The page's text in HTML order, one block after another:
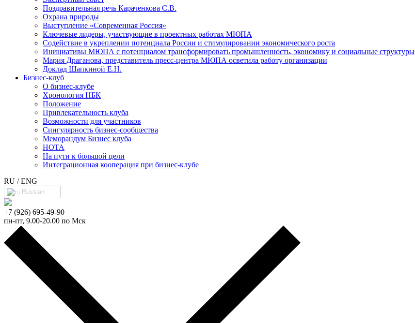
Поздравительная речь Караченкова С.В.
Охрана природы
Выступление «Современная Россия»
Ключевые лидеры, участвующие в проектных работах МЮПА
Cодействие в укреплении потенциала России и стимулировании экономического роста
Инициативы МЮПА с потенциалом трансформировать промышленность, экономику и социальные структуры
Мария Драганова, представитель пресс-центра МЮПА осветила работу организации
Доклад Шапкиной Е.Н.
Бизнес-клуб
О бизнес-клубе
Хронология НБК
Положение
Привлекательность клуба
Возможности для участников
Сингулярность бизнес-сообщества
Меморандум Бизнес клуба
НОТА
На пути к большой цели
Интеграционная кооперация при бизнес-клубе
RU / ENG
Russian
+7 (926) 695-49-90
пн-пт, 9.00-20.00 по Мск